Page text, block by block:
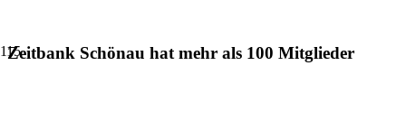
Zeitbank Schönau hat mehr als 100 Mitglieder